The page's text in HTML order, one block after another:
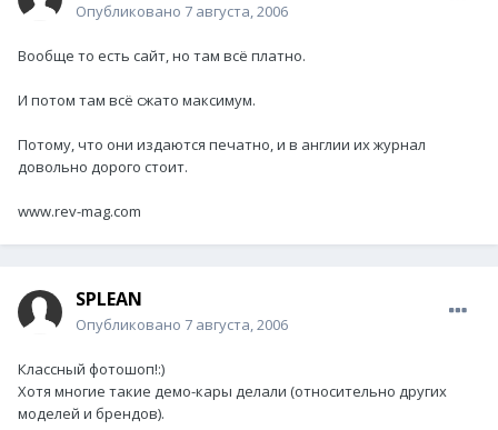
Опубликовано 7 августа, 2006
Вообще то есть сайт, но там всё платно.
И потом там всё сжато максимум.
Потому, что они издаются печатно, и в англии их журнал
довольно дорого стоит.
www.rev-mag.com
SPLEAN
Опубликовано 7 августа, 2006
Классный фотошоп!:)
Хотя многие такие демо-кары делали (относительно других
моделей и брендов).